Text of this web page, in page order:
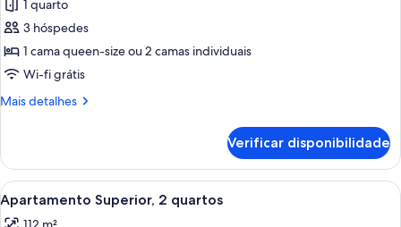
imagens
de
Apartamento
Superior,
quarto
1 quarto
3 hóspedes
1 cama queen-size ou 2 camas individuais
Wi-fi grátis
Mais detalhes
Mais
quarto:
Apartamento
Superior,
Verificar disponibilidade
Ver
todas
Uma sala de estar moderna com um
9
Apartamento Superior, 2 quartos